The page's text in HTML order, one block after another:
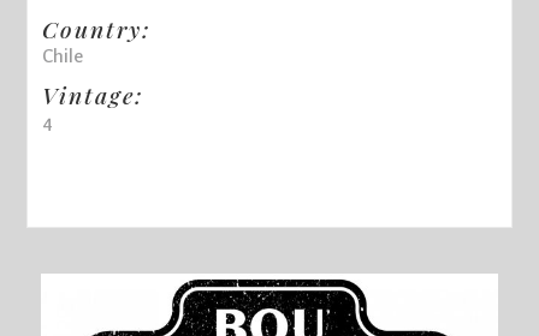
Country:
Chile
Vintage:
4